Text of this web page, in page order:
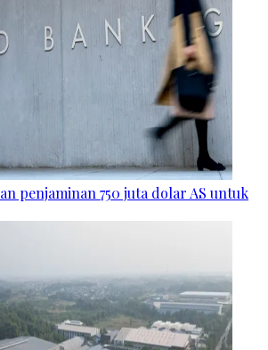
penjaminan 750 juta dolar AS untuk